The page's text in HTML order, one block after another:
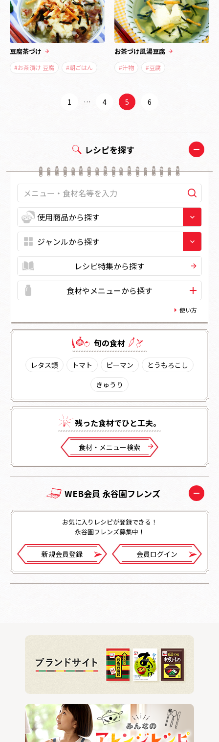
豆腐茶づけ
#お茶漬け 豆腐 #朝ごはん
お茶づけ風湯豆腐
#汁物 #豆腐
1 … 4 5 6
レシピを探す
レシピ特集から探す
食材やメニューから探す
使い方
旬の⾷材
レタス類 トマト ピーマン
とうもろこし
きゅうり
残った⾷材でひと⼯夫。
⾷材・メニュー検索
WEB会員 永谷園フレンズ
お気に入りレシピが登録できる！
永谷園フレンズ募集中！
新規会員登録 会員ログイン